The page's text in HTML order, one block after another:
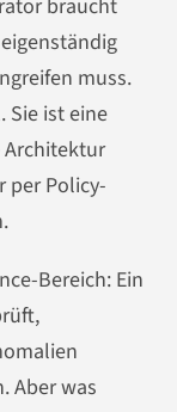
braucht
muss.
Sie ist eine
Architektur
per Policy-
Bereich: Ein
Aber was